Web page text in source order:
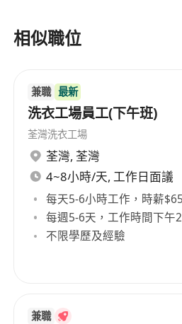
尺碼等邏輯規劃陳列動線
即時回報缺貨、滯銷或損
準確性與周轉效率。
支援門店活動佈置與季節
師或店長落實視覺企劃，
燈光與試衣間功能正常。
工作要求
具備零售、理貨、倉儲整
經驗者優先；無經驗者亦
儀，能展現品牌調性與親
相似職位
兼職 最新
洗衣工場員工(下午班)
荃灣洗衣工場
荃灣, 荃灣
4~8小時/天, 工作日面議
每天5-6小時工作，時薪
每週5-6天，工作時間下午
不限學歷及經驗
兼職